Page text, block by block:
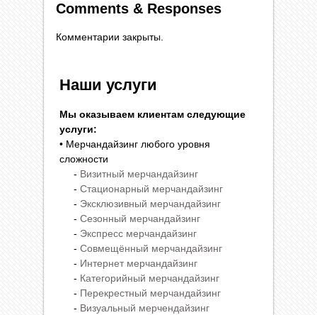
Comments & Responses
Комментарии закрыты.
Наши услуги
Мы оказываем клиентам следующие
услуги:
• Мерчандайзинг любого уровня
сложности
- Визитный мерчандайзинг
- Стационарный мерчандайзинг
- Эксклюзивный мерчандайзинг
- Сезонный мерчандайзинг
- Экспресс мерчандайзинг
- Совмещённый мерчандайзинг
- Интернет мерчандайзинг
- Категорийный мерчандайзинг
- Перекрестный мерчандайзинг
- Визуальный мерчендайзинг